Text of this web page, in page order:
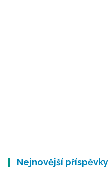
Nejnovější příspěvky